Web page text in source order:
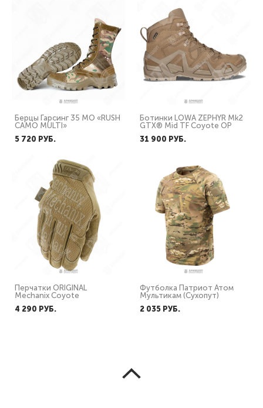
Берцы Гарсинг 35 МО «RUSH
CAMO MULTI»
5 720 PУБ.
Ботинки LOWA ZEPHYR Mk2
GTX® Mid TF Coyote OP
31 900 PУБ.
Перчатки ORIGINAL
Mechanix Coyote
4 290 PУБ.
Футболка Патриот Атом
Мультикам (Сухопут)
2 035 PУБ.